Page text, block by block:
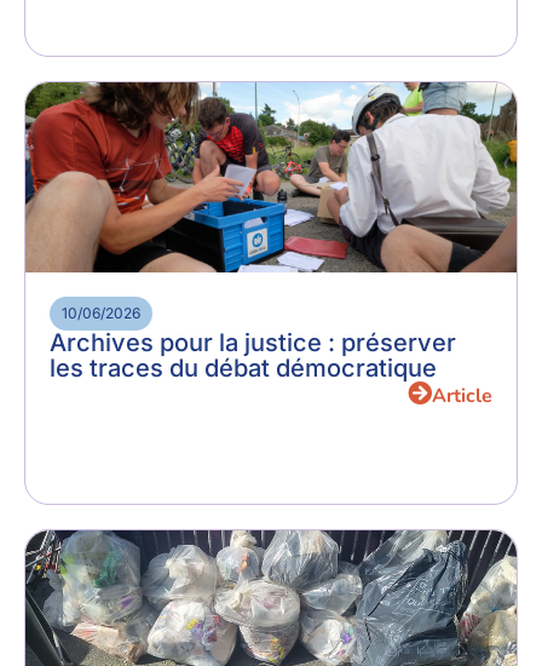
10/06/2026
Archives pour la justice : préserver
les traces du débat démocratique
Article